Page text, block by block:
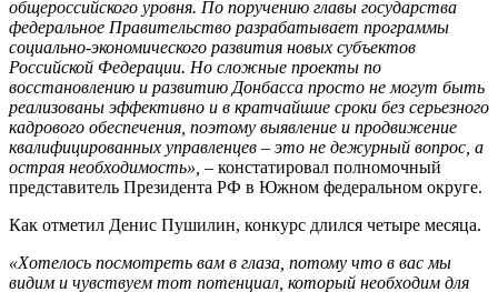
общероссийского уровня. По поручению главы государства
федеральное Правительство разрабатывает программы
социально-экономического развития новых субъектов
Российской Федерации. Но сложные проекты по
восстановлению и развитию Донбасса просто не могут быть
реализованы эффективно и в кратчайшие сроки без серьезного
кадрового обеспечения, поэтому выявление и продвижение
квалифицированных управленцев – это не дежурный вопрос, а
острая необходимость», – констатировал полномочный
представитель Президента РФ в Южном федеральном округе.
Как отметил Денис Пушилин, конкурс длился четыре месяца.
«Хотелось посмотреть вам в глаза, потому что в вас мы
видим и чувствуем тот потенциал, который необходим для